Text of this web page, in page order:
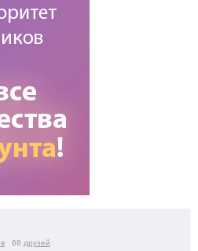
68 друзей